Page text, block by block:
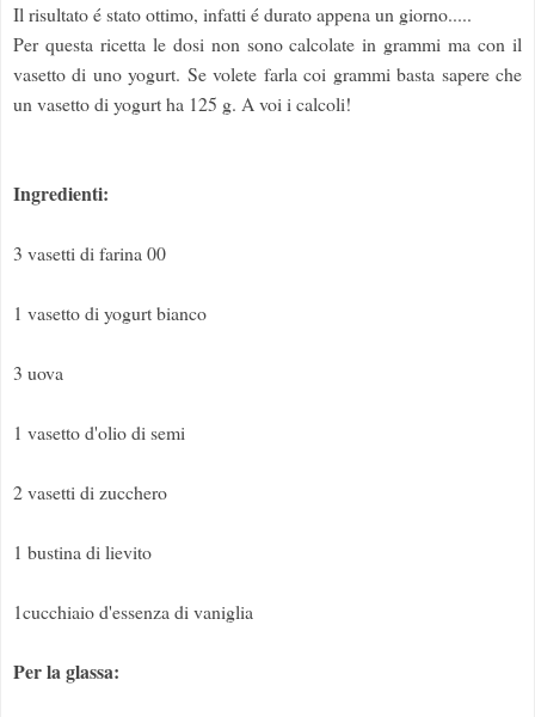
Il risultato é stato ottimo, infatti é durato appena un giorno.....
Per questa ricetta le dosi non sono calcolate in grammi ma con il
vasetto di uno yogurt. Se volete farla coi grammi basta sapere che
un vasetto di yogurt ha 125 g. A voi i calcoli!
Ingredienti:
3 vasetti di farina 00
1 vasetto di yogurt bianco
3 uova
1 vasetto d'olio di semi
2 vasetti di zucchero
1 bustina di lievito
1cucchiaio d'essenza di vaniglia
Per la glassa: